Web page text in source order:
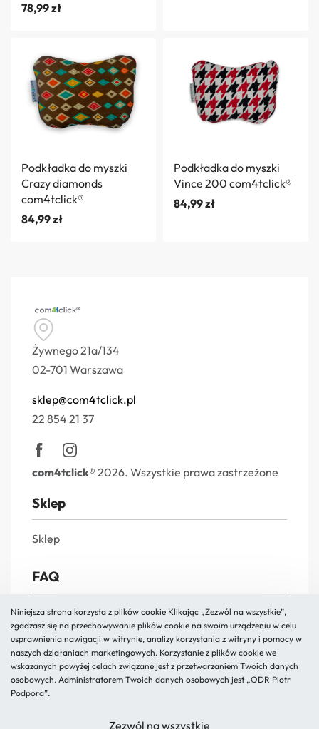
78,99zł
Podkładka do myszki
Crazy diamonds
com4tclick®
84,99zł
Podkładka do myszki
Vince 200 com4tclick®
84,99zł
Żywnego 21a/134
02-701 Warszawa
sklep@com4tclick.pl
22 854 21 37
com4tclick® 2026. Wszystkie prawa zastrzeżone
Sklep
Sklep
FAQ
FAQs
Reklamacja i zwroty
Polityka prywatności
Regulamin
Niniejsza strona korzysta z plików cookie Klikając „Zezwól na wszystkie”,
zgadzasz się na przechowywanie plików cookie na swoim urządzeniu w celu
usprawnienia nawigacji w witrynie, analizy korzystania z witryny i pomocy w
naszych działaniach marketingowych. Korzystanie z plików cookie we
wskazanych powyżej celach związane jest z przetwarzaniem Twoich danych
osobowych. Administratorem Twoich danych osobowych jest „ODR Piotr
Podpora”.
Zezwól na wszystkie